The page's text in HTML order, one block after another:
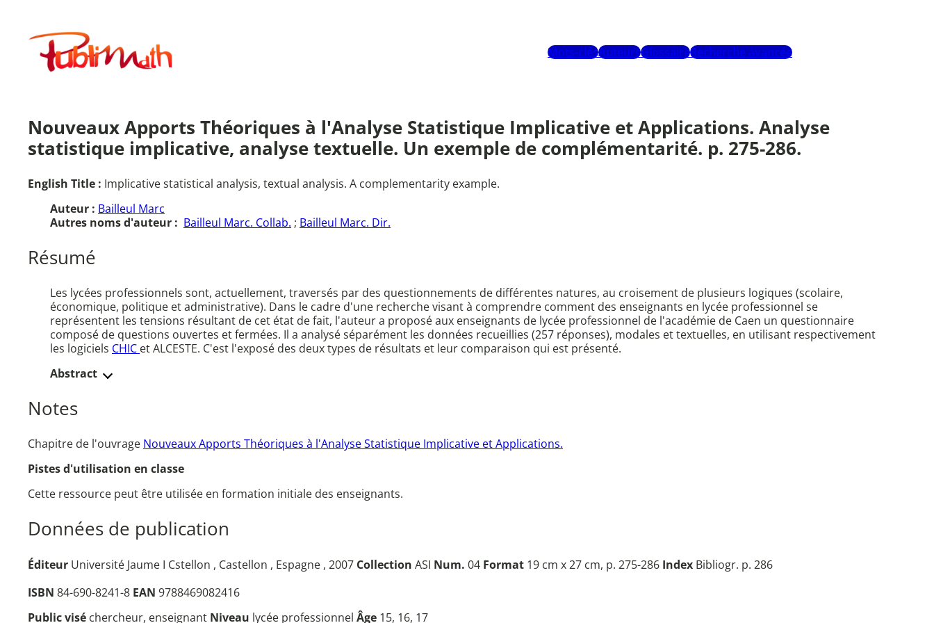
contenuPublimath
Mots-clésAuteursGlossaireRecherche avancée
Nouveaux Apports Théoriques à l'Analyse Statistique Implicative et Applications. Analyse
statistique implicative, analyse textuelle. Un exemple de complémentarité. p. 275-286.
English Title : Implicative statistical analysis, textual analysis. A complementarity example.
Auteur : Bailleul Marc
Autres noms d'auteur : Bailleul Marc. Collab. ; Bailleul Marc. Dir.
Résumé
Les lycées professionnels sont, actuellement, traversés par des questionnements de différentes natures, au croisement de plusieurs logiques (scolaire,
économique, politique et administrative). Dans le cadre d'une recherche visant à comprendre comment des enseignants en lycée professionnel se
représentent les tensions résultant de cet état de fait, l'auteur a proposé aux enseignants de lycée professionnel de l'académie de Caen un questionnaire
composé de questions ouvertes et fermées. Il a analysé séparément les données recueillies (257 réponses), modales et textuelles, en utilisant respectivement
les logiciels CHIC et ALCESTE. C'est l'exposé des deux types de résultats et leur comparaison qui est présenté.
Abstract
Notes
Chapitre de l'ouvrage Nouveaux Apports Théoriques à l'Analyse Statistique Implicative et Applications.
Pistes d'utilisation en classe
Cette ressource peut être utilisée en formation initiale des enseignants.
Données de publication
Éditeur Université Jaume I Cstellon , Castellon , Espagne , 2007 Collection ASI Num. 04 Format 19 cm x 27 cm, p. 275-286 Index Bibliogr. p. 286
ISBN 84-690-8241-8 EAN 9788469082416
Public visé chercheur, enseignant Niveau lycée professionnel Âge 15, 16, 17